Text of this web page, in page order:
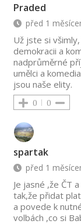
Praded
před 1
Už jste si
demokracii a
nadprůměrné
umělci a
jsou naše elity.
0 0
spartak
před 1
Je jasné ,že ČT
tak,že přidat
a povede k
volbách ,co si